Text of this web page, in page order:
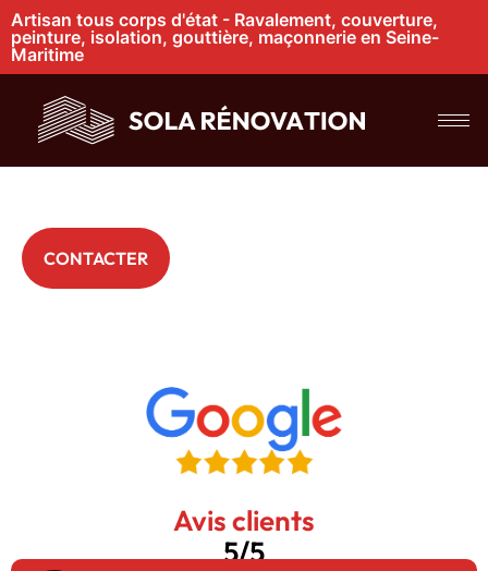
Artisan tous corps d'état - Ravalement, couverture,
peinture, isolation, gouttière, maçonnerie en Seine-
Maritime
Expert en toiture à
Bois-Guillaume
CONTACTER
Avis clients
5/5